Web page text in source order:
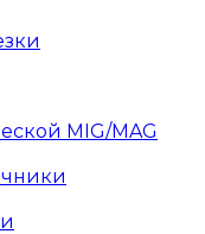
MIG/MAG